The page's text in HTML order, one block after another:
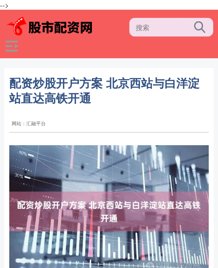
-->
配资炒股开户方案 北京西站与白洋淀
站直达高铁开通
网站：汇融平台